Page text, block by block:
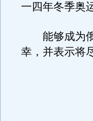
一四年冬季奥
能够成为俄
幸，并表示将